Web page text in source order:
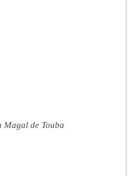
Magal de Touba